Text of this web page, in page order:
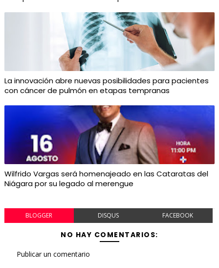
La innovación abre nuevas posibilidades para pacientes
con cáncer de pulmón en etapas tempranas
Wilfrido Vargas será homenajeado en las Cataratas del
Niágara por su legado al merengue
BLOGGER DISQUS FACEBOOK
NO HAY COMENTARIOS:
Publicar un comentario